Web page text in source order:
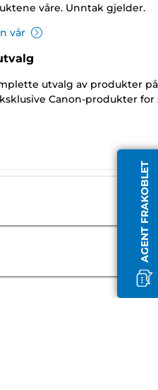
AGENT FRAKOBLET
våre. Unntak gjelder.
vår
utvalg av produkter
Canon-produkter for